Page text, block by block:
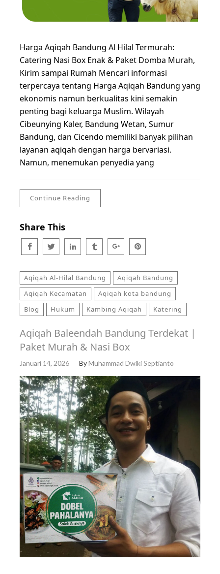
Harga Aqiqah Bandung Al Hilal Termurah:
Catering Nasi Box Enak & Paket Domba Murah,
Kirim sampai Rumah Mencari informasi
terpercaya tentang Harga Aqiqah Bandung yang
ekonomis namun berkualitas kini semakin
penting bagi keluarga Muslim. Wilayah
Cibeunying Kaler, Bandung Wetan, Sumur
Bandung, dan Cicendo memiliki banyak pilihan
layanan aqiqah dengan harga bervariasi.
Namun, menemukan penyedia yang
Continue Reading
Share This
Aqiqah Al-Hilal Bandung
Aqiqah Bandung
Aqiqah Kecamatan
Aqiqah kota bandung
Blog
Hukum Kambing Aqiqah Katering
Aqiqah Baleendah Bandung Terdekat |
Paket Murah & Nasi Box
Januari 14, 2026 ByMuhammad Dwiki Septianto